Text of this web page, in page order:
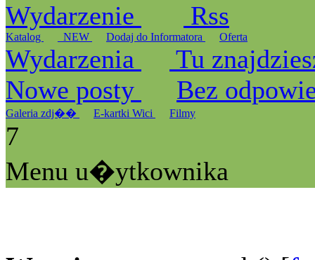
Wydarzenie
Rss
Katalog _NEW Dodaj do Informatora Oferta
Wydarzenia
Tu
Nowe posty
Bez
Galeria zdj�� E-kartki Wici Filmy
7
Menu u�ytkownika